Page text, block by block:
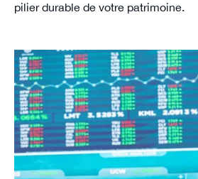
pilier durable de votre patrimoine.